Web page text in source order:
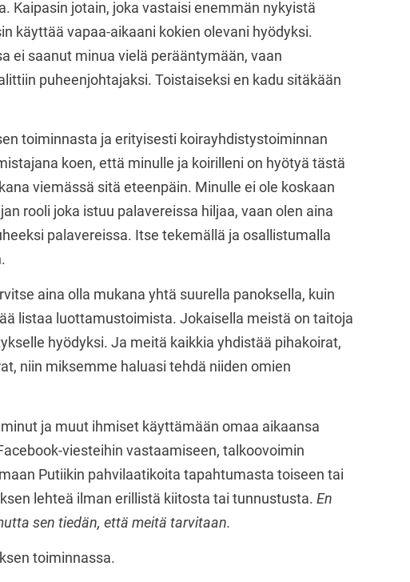
Kaipasin jotain, joka vastaisi enemmän nykyistä
käyttää vapaa-aikaani kokien olevani hyödyksi.
ei saanut minua vielä perääntymään, vaan
puheenjohtajaksi. Toistaiseksi en kadu sitäkään
toiminnasta ja erityisesti koirayhdistystoiminnan
koen, että minulle ja koirilleni on hyötyä tästä
viemässä sitä eteenpäin. Minulle ei ole koskaan
rooli joka istuu palavereissa hiljaa, vaan olen aina
palavereissa. Itse tekemällä ja osallistumalla
aina olla mukana yhtä suurella panoksella, kuin
listaa luottamustoimista. Jokaisella meistä on taitoja
hyödyksi. Ja meitä kaikkia yhdistää pihakoirat,
niin miksemme haluasi tehdä niiden omien
ja muut ihmiset käyttämään omaa aikaansa
viesteihin vastaamiseen, talkoovoimin
Putiikin pahvilaatikoita tapahtumasta toiseen tai
lehteä ilman erillistä kiitosta tai tunnustusta. En
sen tiedän, että meitä tarvitaan.
toiminnassa.